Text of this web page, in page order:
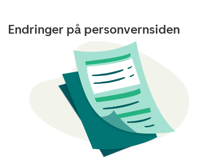
Endringer på personvernsiden